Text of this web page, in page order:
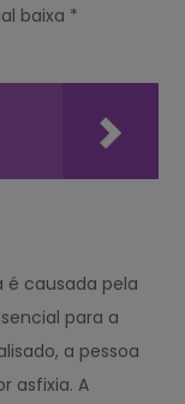
baixa *
causada pela
para a
a pessoa
asfixia. A